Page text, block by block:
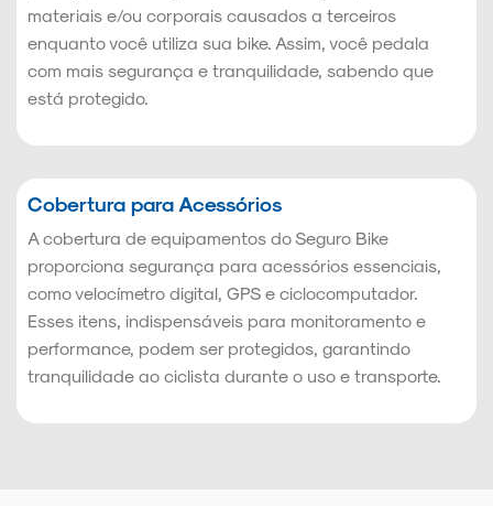
materiais e/ou corporais causados a terceiros
enquanto você utiliza sua bike. Assim, você pedala
com mais segurança e tranquilidade, sabendo que
está protegido.
Cobertura para Acessórios
A cobertura de equipamentos do Seguro Bike
proporciona segurança para acessórios essenciais,
como velocímetro digital, GPS e ciclocomputador.
Esses itens, indispensáveis para monitoramento e
performance, podem ser protegidos, garantindo
tranquilidade ao ciclista durante o uso e transporte.